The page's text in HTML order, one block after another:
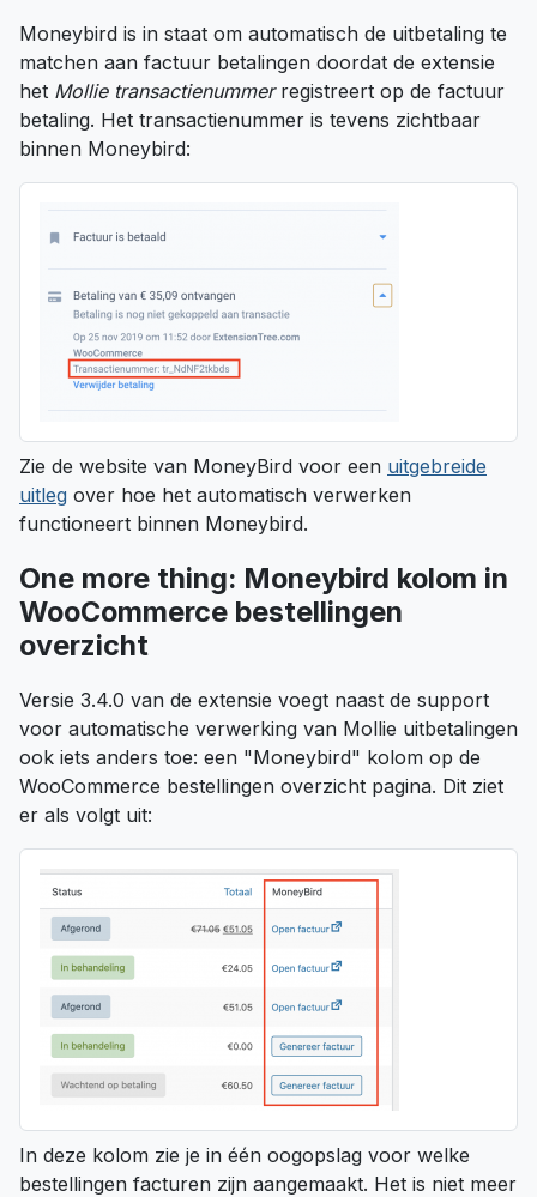
Moneybird is in staat om automatisch de uitbetaling te
matchen aan factuur betalingen doordat de extensie
het Mollie transactienummerregistreert op de factuur
betaling. Het transactienummer is tevens zichtbaar
binnen Moneybird:
Zie de website van MoneyBird voor een uitgebreide
uitleg over hoe het automatisch verwerken
functioneert binnen Moneybird.
One more thing: Moneybird kolom in
WooCommerce bestellingen
overzicht
Versie 3.4.0 van de extensie voegt naast de support
voor automatische verwerking van Mollie uitbetalingen
ook iets anders toe: een "Moneybird" kolom op de
WooCommerce bestellingen overzicht pagina. Dit ziet
er als volgt uit:
In deze kolom zie je in één oogopslag voor welke
bestellingen facturen zijn aangemaakt. Het is niet meer